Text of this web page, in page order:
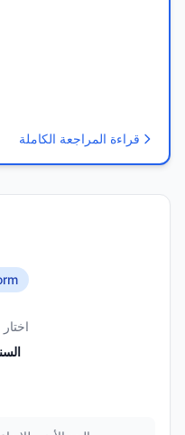
قراءة المراجعة الكاملة
اختار 150,000 من المتداولين هذا الوسيط